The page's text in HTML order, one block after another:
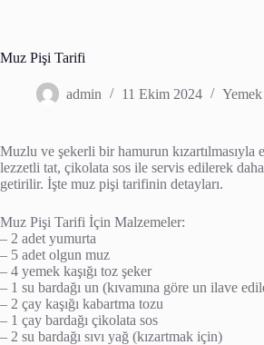
Muz Pişi Tarifi
admin 11 Ekim 2024
Muzlu ve şekerli bir hamurun kızartılmasıyla
lezzetli tat, çikolata sos ile servis edilerek
getirilir. İşte muz pişi tarifinin detayları.
Muz Pişi Tarifi İçin Malzemeler:
– 2 adet yumurta
– 5 adet olgun muz
– 4 yemek kaşığı toz şeker
– 1 su bardağı un (kıvamına göre un ilave
– 2 çay kaşığı kabartma tozu
– 1 çay bardağı çikolata sos
– 2 su bardağı sıvı yağ (kızartmak için)